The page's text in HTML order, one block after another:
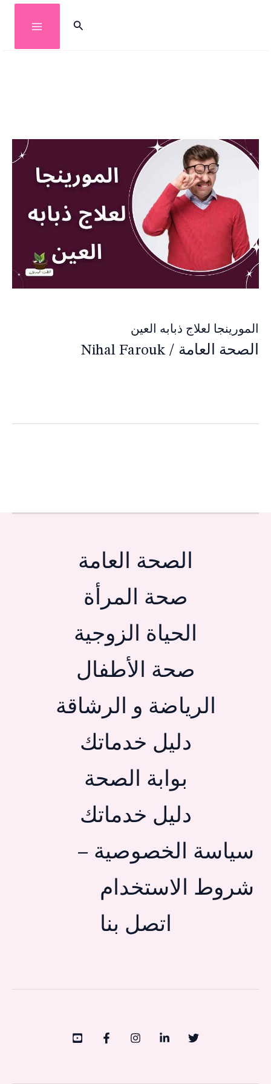
البحث
المورينجا لعلاج ذبابه العين
الصحة العامة /
Nihal Farouk
الصحة العامة
صحة المرأة
الحياة الزوجية
صحة الأطفال
الرياضة و الرشاقة
دليل خدماتك
بوابة الصحة
دليل خدماتك
سياسة الخصوصية –
شروط الاستخدام
اتصل بنا